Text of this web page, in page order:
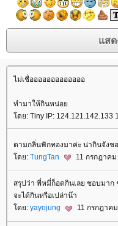
ไม่เชื่อออออออออออออ
ทำมาให้กินหน่อย
โดย: Tiny IP: 124.121.142.133
ตามกลิ่นฟักทองมาค่ะ น่ากินจังช
โดย: TungTan 11 กรกฎาค
สรุปว่า พี่หมี่ก็อดกินเลย ชอบมาก
จะได้กินหรือเปล่าน๊า
โดย: yayojung 11 กรกฎาค